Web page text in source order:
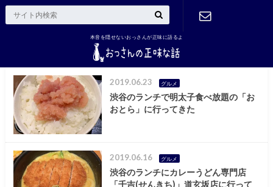
本音を隠せないおっさんが正味に語るよ
2019.06.23 グルメ
渋谷のランチで明太子食べ放題の「お
おとら」に行ってきた
2019.06.16 グルメ
渋谷のランチにカレーうどん専門店
「千吉(せんきち)」道玄坂店に行って